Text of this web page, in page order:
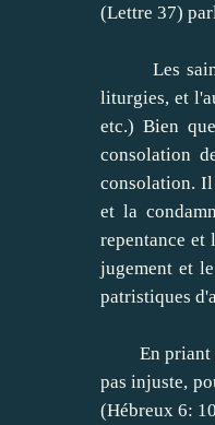
(Lettre 37)
Les
liturgies, et
etc.) Bien que
consolation
consolation. Il
et la
repentance et
jugement et
patristiques
En priant
pas injuste,
(Hébreux 6: